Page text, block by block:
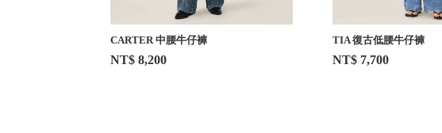
CARTER 中腰牛仔褲
NT$ 8,200
TIA 復古低腰牛仔褲
NT$ 7,700